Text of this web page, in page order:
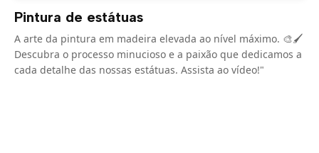
Pintura de estátuas
A arte da pintura em madeira elevada ao nível máximo. 🎨🖌️
Descubra o processo minucioso e a paixão que dedicamos a
cada detalhe das nossas estátuas. Assista ao vídeo!"